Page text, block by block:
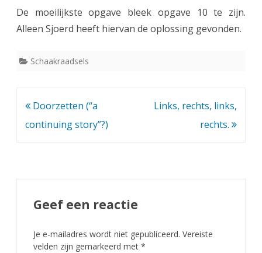
De moeilijkste opgave bleek opgave 10 te zijn.
Alleen Sjoerd heeft hiervan de oplossing gevonden.
Schaakraadsels
Bericht
navigatie
Doorzetten (“a
continuing story”?)
Links, rechts, links,
rechts.
Geef een reactie
Je e-mailadres wordt niet gepubliceerd. Vereiste
velden zijn gemarkeerd met *